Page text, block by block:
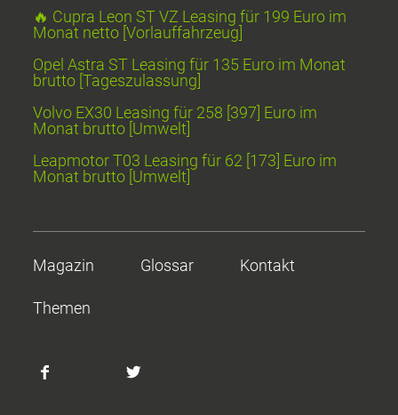
🔥 Cupra Leon ST VZ Leasing für 199 Euro im
Monat netto [Vorlauffahrzeug]
Opel Astra ST Leasing für 135 Euro im Monat
brutto [Tageszulassung]
Volvo EX30 Leasing für 258 [397] Euro im
Monat brutto [Umwelt]
Leapmotor T03 Leasing für 62 [173] Euro im
Monat brutto [Umwelt]
Magazin Glossar Kontakt
Themen